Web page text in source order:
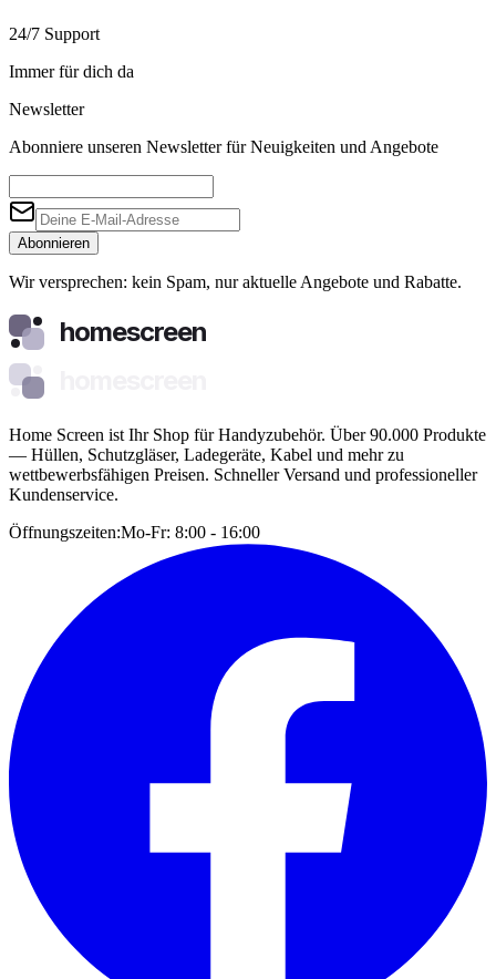
24/7 Support
Immer für dich da
Newsletter
Abonniere unseren Newsletter für Neuigkeiten und Angebote
Abonnieren
Wir versprechen: kein Spam, nur aktuelle Angebote und Rabatte.
homescreen
Home Screen ist Ihr Shop für Handyzubehör. Über 90.000 Produkte
— Hüllen, Schutzgläser, Ladegeräte, Kabel und mehr zu
wettbewerbsfähigen Preisen. Schneller Versand und professioneller
Kundenservice.
Öffnungszeiten:Mo-Fr: 8:00 - 16:00